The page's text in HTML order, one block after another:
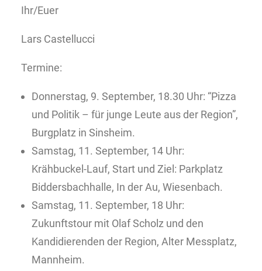
Ihr/Euer
Lars Castellucci
Termine:
Donnerstag, 9. September, 18.30 Uhr: “Pizza
und Politik – für junge Leute aus der Region”,
Burgplatz in Sinsheim.
Samstag, 11. September, 14 Uhr:
Krähbuckel-Lauf, Start und Ziel: Parkplatz
Biddersbachhalle, In der Au, Wiesenbach.
Samstag, 11. September, 18 Uhr:
Zukunftstour mit Olaf Scholz und den
Kandidierenden der Region, Alter Messplatz,
Mannheim.